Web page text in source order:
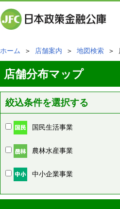
ホーム ＞ 店舗案内 ＞ 地図検索 ＞
店舗分布マップ
絞込条件を選択する
国民生活事業
農林水産事業
中小企業事業